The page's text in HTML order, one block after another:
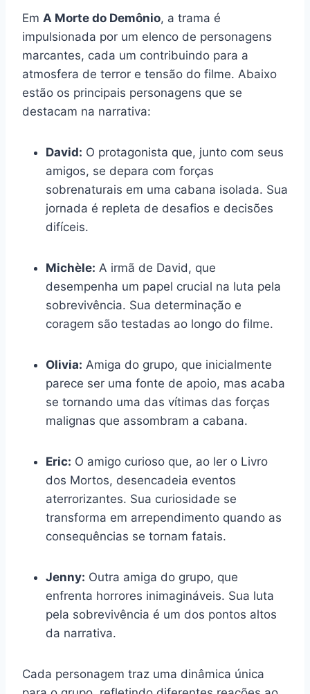
Em A Morte do Demônio, a trama é
impulsionada por um elenco de personagens
marcantes, cada um contribuindo para a
atmosfera de terror e tensão do filme. Abaixo
estão os principais personagens que se
destacam na narrativa:
David: O protagonista que, junto com seus
amigos, se depara com forças
sobrenaturais em uma cabana isolada. Sua
jornada é repleta de desafios e decisões
difíceis.
Michèle: A irmã de David, que
desempenha um papel crucial na luta pela
sobrevivência. Sua determinação e
coragem são testadas ao longo do filme.
Olivia: Amiga do grupo, que inicialmente
parece ser uma fonte de apoio, mas acaba
se tornando uma das vítimas das forças
malignas que assombram a cabana.
Eric: O amigo curioso que, ao ler o Livro
dos Mortos, desencadeia eventos
aterrorizantes. Sua curiosidade se
transforma em arrependimento quando as
consequências se tornam fatais.
Jenny: Outra amiga do grupo, que
enfrenta horrores inimagináveis. Sua luta
pela sobrevivência é um dos pontos altos
da narrativa.
Cada personagem traz uma dinâmica única